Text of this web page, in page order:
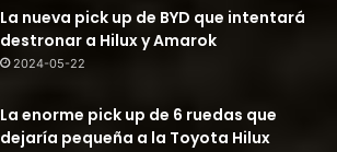
La nueva pick up de BYD que intentará
destronar a Hilux y Amarok
2024-05-22
La enorme pick up de 6 ruedas que
dejaría pequeña a la Toyota Hilux